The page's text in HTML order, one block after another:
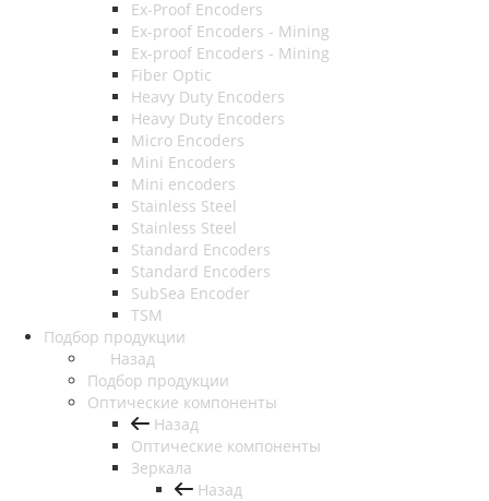
Ex-Proof Encoders
Ex-proof Encoders - Mining
Ex-proof Encoders - Mining
Fiber Optic
Heavy Duty Encoders
Heavy Duty Encoders
Micro Encoders
Mini Encoders
Mini encoders
Stainless Steel
Stainless Steel
Standard Encoders
Standard Encoders
SubSea Encoder
TSM
Подбор продукции
Назад
Подбор продукции
Оптические компоненты
Назад
Оптические компоненты
Зеркала
Назад